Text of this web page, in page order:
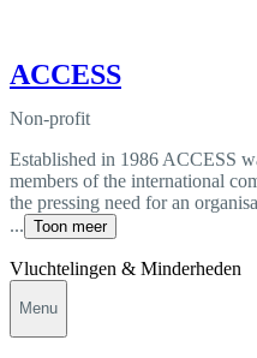
ACCESS
Non-profit
Established in 1986 ACCESS
members of the international
the pressing need for an
... Toon meer
Vluchtelingen & Minderheden
Menu